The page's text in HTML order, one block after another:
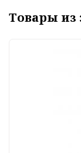
Товары из